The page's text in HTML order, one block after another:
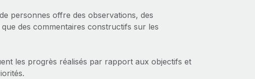
personnes offre des observations, des
des commentaires constructifs sur les
les progrès réalisés par rapport aux objectifs et